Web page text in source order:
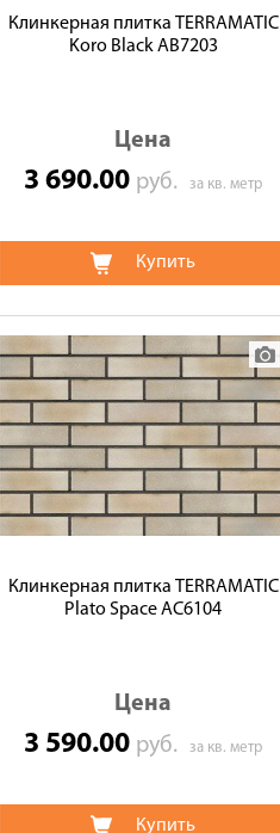
Клинкерная плитка TERRAMATIC
Koro Black AB7203
Цена
3 690.00 руб.за кв. метр
Купить
Клинкерная плитка TERRAMATIC
Plato Space АС6104
Цена
3 590.00 руб.за кв. метр
Купить